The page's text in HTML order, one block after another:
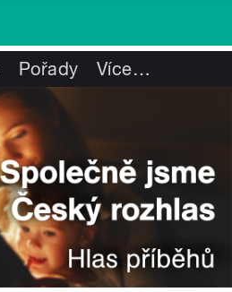
Pořady Více…